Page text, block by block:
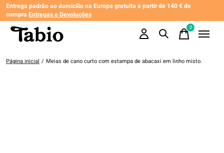
Entrega padrão ao domicílio na Europa gratuita a partir de 140 € de
compra Entregas e Devoluções
0items
Página inicial / Meias de cano curto com estampa de abacaxi em linho misto.